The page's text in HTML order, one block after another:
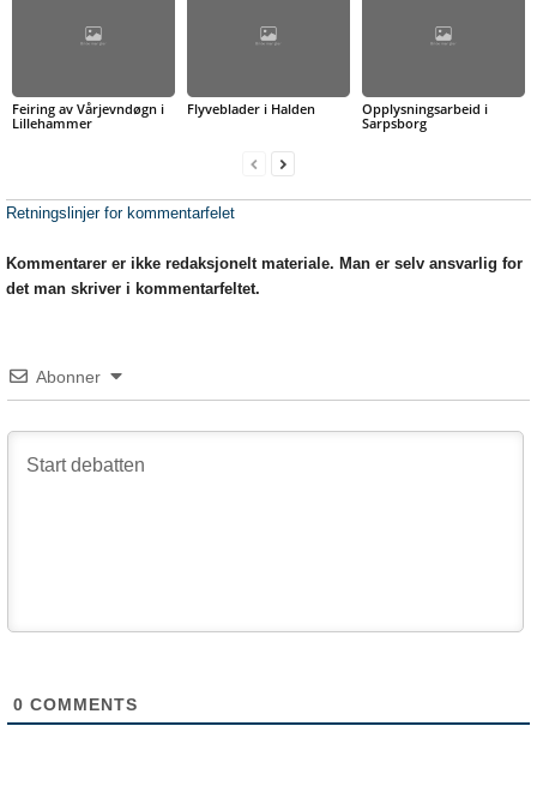
Feiring av Vårjevndøgn i
Lillehammer
Flyveblader i Halden
Opplysningsarbeid i
Sarpsborg
Retningslinjer for kommentarfelet
Kommentarer er ikke redaksjonelt materiale. Man er selv ansvarlig for
det man skriver i kommentarfeltet.
Abonner
0 COMMENTS